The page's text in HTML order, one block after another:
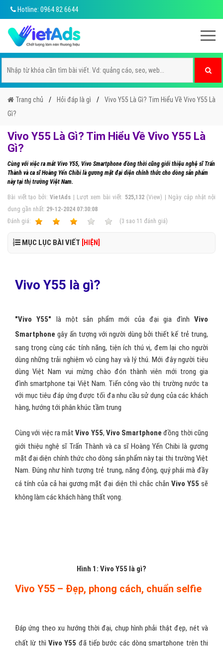
Hotline: 0964 82 6644
Trang chủ Hỏi đáp là gì
Vivo Y55 Là Gì? Tim Hiểu Về Vivo Y55 Là
Gì?
Vivo Y55 Là Gì? Tim Hiểu Về Vivo Y55 Là
Gì?
Cùng với việc ra mắt Vivo Y55, Vivo Smartphone đồng thời cũng giới thiệu nghệ sĩ Trấn
Thành và ca sĩ Hoàng Yến Chibi là gương mặt đại diện chính thức cho dòng sản phẩm
này tại thị trường Việt Nam.
Bài viết tạo bởi:VietAds | Lượt xem bài viết: 525,132(View) | Ngày cập nhật nội
dung gần nhất: 29-12-2024 07:30:08
Ðánh giá:
(3 sao 11 đánh giá)
MỤC LỤC BÀI VIẾT [HIỆN]
Vivo Y55 là gì?
"Vivo Y55" là một sản phẩm mới của đại gia đìnhVivo
Smartphone gây ấn tượng với người dùng bởi thiết kế trẻ trung,
sang trọng cùng các tính năng, tiện ích thú vị, đem lại cho người
dùng những trải nghiệm vô cùng hay và lý thú. Mới đây người tiêu
dùng Việt Nam vui mừng chào đón thành viên mới trong gia
đình smartphone tại Việt Nam. Tiến công vào thị trường nước ta
với mục tiêu đáp ứng được tối đa nhu cầu sử dụng của các khách
hàng, hướng tới phân khúc tầm trung
Cùng với việc ra mắtVivo Y55, Vivo Smartphone đồng thời cũng
giới thiệu nghệ sĩ Trấn Thành và ca sĩ Hoàng Yến Chibi là gương
mặt đại diện chính thức cho dòng sản phẩm này tại thị trường Việt
Nam. Đúng như hình tượng trẻ trung, năng động, quý phái mà đầy
cá tính của cả hai gương mặt đại diện thì chắc chắn Vivo Y55 sẽ
không làm các khách hàng thất vọng.